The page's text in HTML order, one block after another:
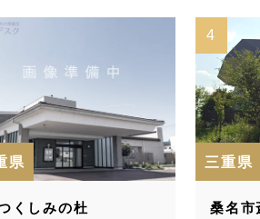
くしみの杜
三重県
桑名市